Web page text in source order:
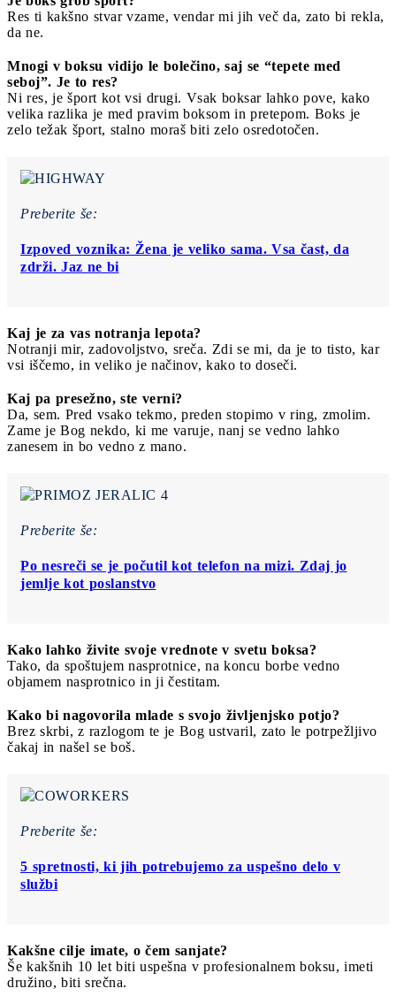
Res ti kakšno stvar vzame, vendar mi jih več da, zato bi rekla,
da ne.
Mnogi v boksu vidijo le bolečino, saj se “tepete med
seboj”. Je to res?
Ni res, je šport kot vsi drugi. Vsak boksar lahko pove, kako
velika razlika je med pravim boksom in pretepom. Boks je
zelo težak šport, stalno moraš biti zelo osredotočen.
Preberite še:
Izpoved voznika: Žena je veliko sama. Vsa čast, da
zdrži. Jaz ne bi
Kaj je za vas notranja lepota?
Notranji mir, zadovoljstvo, sreča. Zdi se mi, da je to tisto, kar
vsi iščemo, in veliko je načinov, kako to doseči.
Kaj pa presežno, ste verni?
Da, sem. Pred vsako tekmo, preden stopimo v ring, zmolim.
Zame je Bog nekdo, ki me varuje, nanj se vedno lahko
zanesem in bo vedno z mano.
Preberite še:
Po nesreči se je počutil kot telefon na mizi. Zdaj jo
jemlje kot poslanstvo
Kako lahko živite svoje vrednote v svetu boksa?
Tako, da spoštujem nasprotnice, na koncu borbe vedno
objamem nasprotnico in ji čestitam.
Kako bi nagovorila mlade s svojo življenjsko potjo?
Brez skrbi, z razlogom te je Bog ustvaril, zato le potrpežljivo
čakaj in našel se boš.
Preberite še:
5 spretnosti, ki jih potrebujemo za uspešno delo v
službi
Kakšne cilje imate, o čem sanjate?
Še kakšnih 10 let biti uspešna v profesionalnem boksu, imeti
družino, biti srečna.